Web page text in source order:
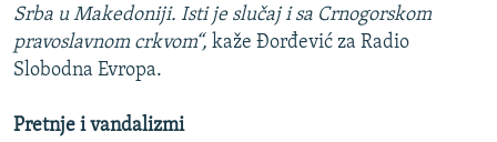
Srba u Makedoniji. Isti je slučaj i sa Crnogorskom
pravoslavnom crkvom“, kaže Đorđević za Radio
Slobodna Evropa.
Pretnje i vandalizmi